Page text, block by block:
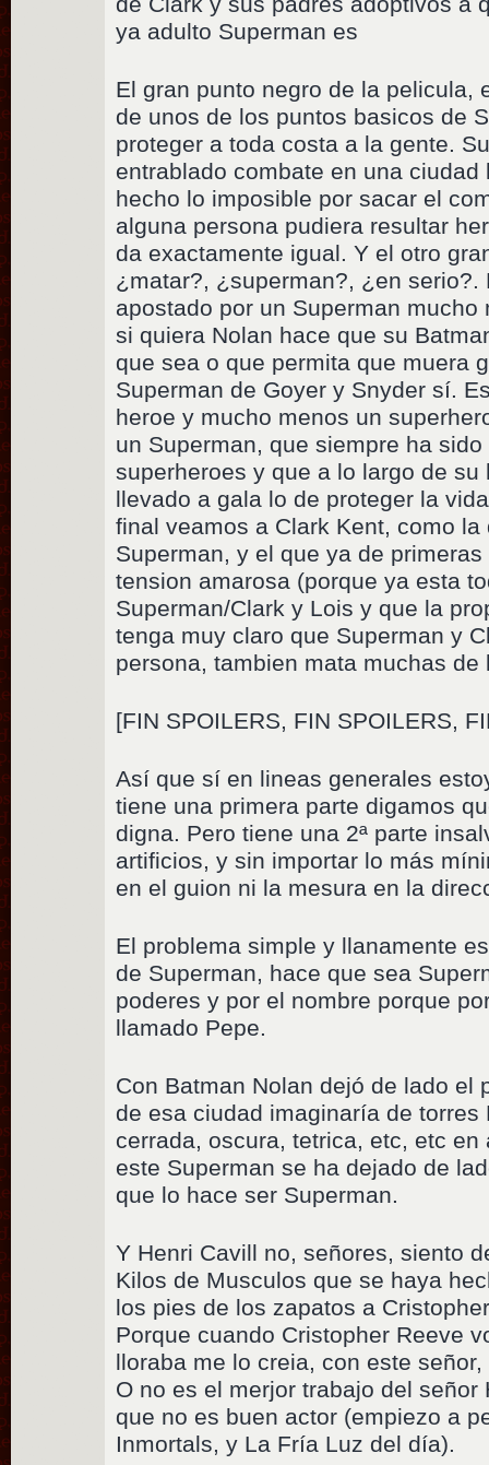
ya adulto Superman es
El gran punto negro de la pelicula,
de unos de los puntos basicos de
proteger a toda costa a la gente.
entrablado combate en una
hecho lo imposible por sacar el
alguna persona pudiera resultar
da exactamente igual. Y el otro
¿matar?, ¿superman?, ¿en serio?.
apostado por un Superman
si quiera Nolan hace que su
que sea o que permita que muera
Superman de Goyer y Snyder sí.
heroe y mucho menos un
un Superman, que siempre ha
superheroes y que a lo largo de
llevado a gala lo de proteger la
final veamos a Clark Kent, como
Superman, y el que ya de
tension amarosa (porque ya esta
Superman/Clark y Lois y que la
tenga muy claro que Superman y
persona, tambien mata muchas
[FIN SPOILERS, FIN SPOILERS,
Así que sí en lineas generales
tiene una primera parte digamos
digna. Pero tiene una 2ª parte
artificios, y sin importar lo más
en el guion ni la mesura en la
El problema simple y llanamente
de Superman, hace que sea
poderes y por el nombre porque
llamado Pepe.
Con Batman Nolan dejó de lado el
de esa ciudad imaginaría de torres
cerrada, oscura, tetrica, etc, etc
este Superman se ha dejado de
que lo hace ser Superman.
Y Henri Cavill no, señores, siento
Kilos de Musculos que se haya
los pies de los zapatos a
Porque cuando Cristopher Reeve
lloraba me lo creia, con este
O no es el merjor trabajo del señor
que no es buen actor (empiezo a
Inmortals, y La Fría Luz del día).